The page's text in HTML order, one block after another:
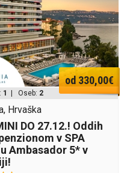
od 330,00€
1 | Oseb: 2
Hrvaška
DO 27.12.! Oddih
v SPA
Ambasador 5* v